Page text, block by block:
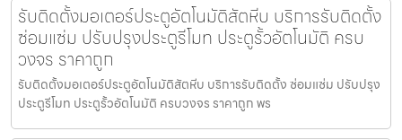
รับติดตั้งมอเตอร์ประตูอัตโนมัติสัตหีบ บริการรับติดตั้ง
ซ่อมแซ่ม ปรับปรุงประตูรีโมท ประตูรั้วอัตโนมัติ ครบ
วงจร ราคาถูก
รับติดตั้งมอเตอร์ประตูอัตโนมัติสัตหีบ บริการรับติดตั้ง ซ่อมแซ่ม ปรับปรุง
ประตูรีโมท ประตูรั้วอัตโนมัติ ครบวงจร ราคาถูก พร